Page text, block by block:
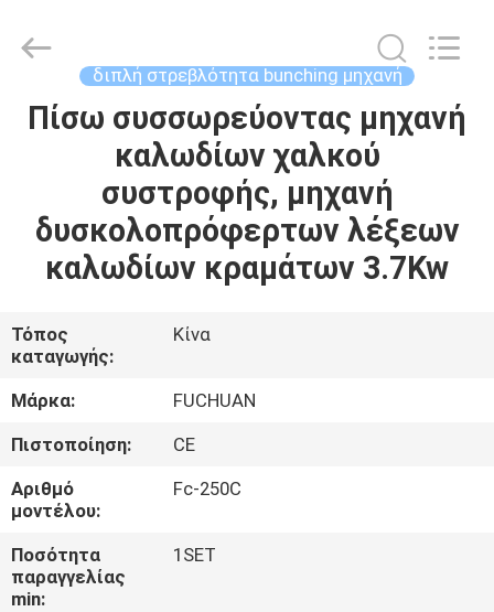
ΣΠΊΤΙ
ΠΡΟΪΌΝΤΑ
ΒΊΝΤΕΟ
ΕΜΦΆΝΙΣΗ
VR
ΣΧΕΤΙΚΆ
ΜΕ
ΕΜΆΣ
ΕΠΙΣΚΈΨΕΙΣ
and
Mechanical
Rights
διπλή στρεβλότητα bunching μηχανή
Πίσω συσσωρεύοντας μηχανή
καλωδίων χαλκού
συστροφής, μηχανή
δυσκολοπρόφερτων λέξεων
καλωδίων κραμάτων 3.7Kw
Τόπος
καταγωγής:
Κίνα
Μάρκα:
FUCHUAN
Πιστοποίηση:
CE
Αριθμό
μοντέλου:
Fc-250C
Ποσότητα
παραγγελίας
min:
1SET